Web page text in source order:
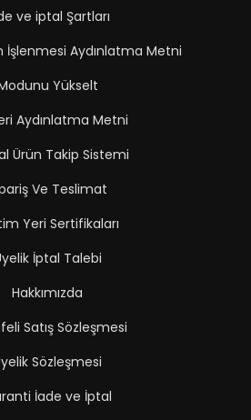
ve iptal Şartları
İşlenmesi Aydınlatma Metni
Yükselt
Aydınlatma Metni
Ürün Takip Sistemi
Ve Teslimat
Yeri Sertifikaları
İptal Talebi
Hakkımızda
Satış Sözleşmesi
Sözleşmesi
İade ve İptal